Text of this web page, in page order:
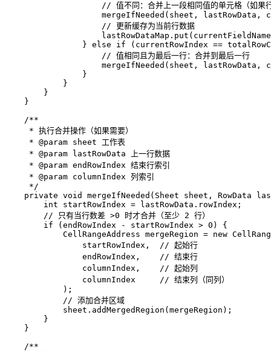
// 值不同：合并上一段相同值的单元格（如
mergeIfNeeded(sheet, lastRowData,
// 更新缓存为当前行数据
                }
else if (currentRowIndex ==
// 值相同且为最后一行：合并到最后一行
mergeIfNeeded(sheet,
                }
            }
        }
    }
/**
     * 执行合并操作（如果需要）
     *
@param sheet 工作表
     *
@param lastRowData 上一行数据
     *
@param endRowIndex 结束行索引
     *
@param columnIndex 列索引
     */
private void mergeIfNeeded (Sheet sheet, RowData
int
startRowIndex = lastRowData.rowIndex;
// 只有当行数差 >0 时才合并（至少 2 行）
if (endRowIndex - startRowIndex > 0 ) {
CellRangeAddress mergeRegion = new
                startRowIndex,
// 起始行
                endRowIndex,
// 结束行
                columnIndex,
// 起始列
                columnIndex
// 结束列（同列）
            );
// 添加合并区域
            sheet.addMergedRegion(mergeRegion);
        }
    }
/**